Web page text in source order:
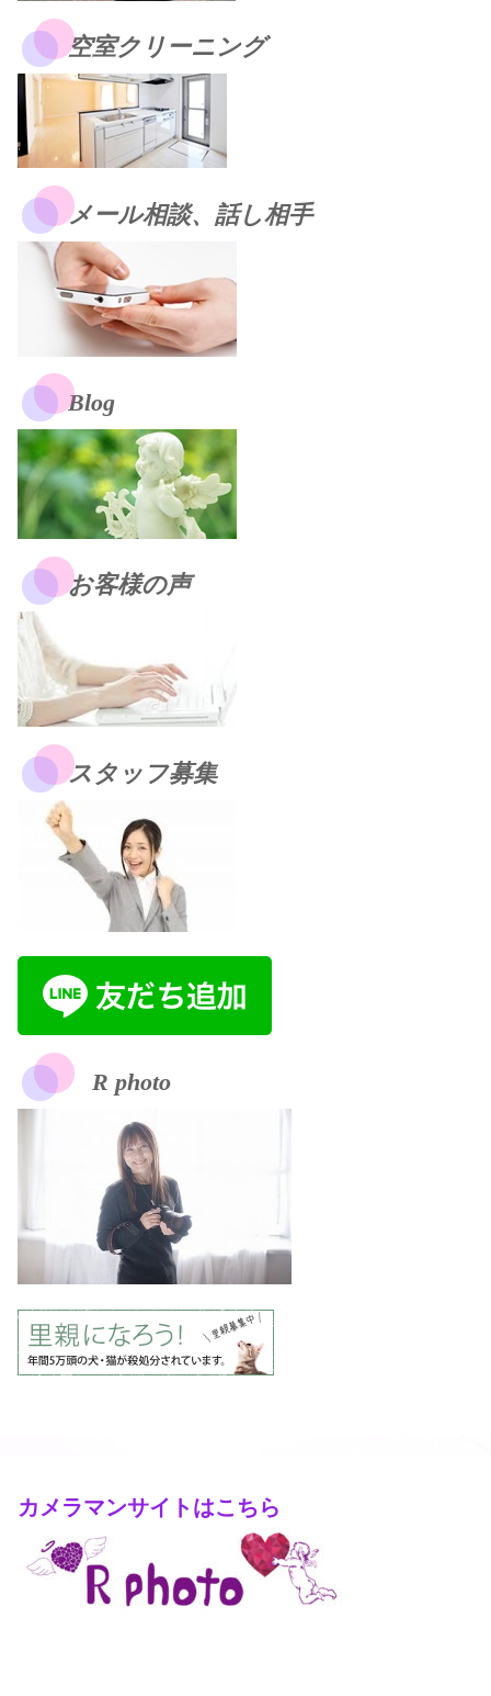
空室クリーニング
メール相談、話し相手
Blog
お客様の声
スタッフ募集
R photo
カメラマンサイトはこちら